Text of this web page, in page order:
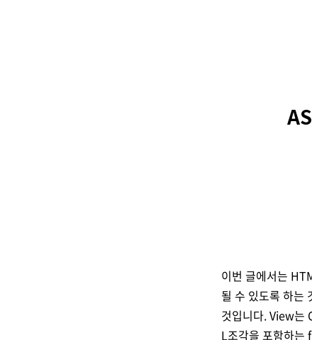
이번 글에서는
될 수 있도록 하는
것입니다. View는
L조각을 포함하